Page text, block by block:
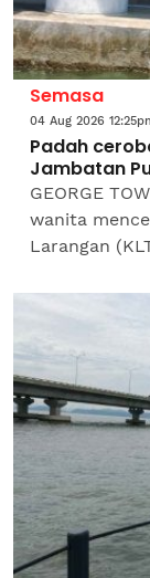
Semasa
04 Aug 2026
Padah
Jambatan
GEORGE
wanita
Larangan
ditahan